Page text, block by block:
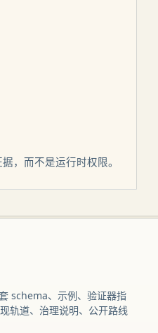
，而不是运行时权限。
schema、示例、验证器指
轨道、治理说明、公开路线